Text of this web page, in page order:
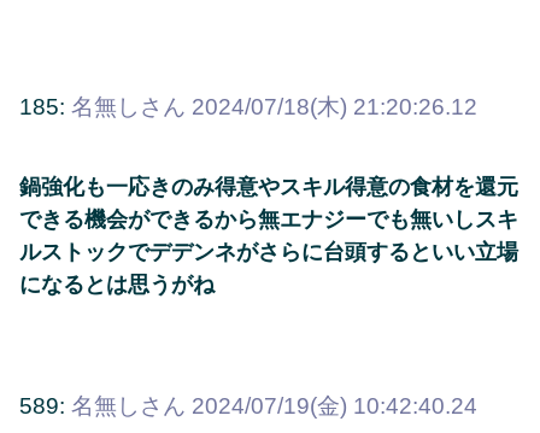
185: 名無しさん 2024/07/18(木) 21:20:26.12
鍋強化も一応きのみ得意やスキル得意の食材を還元
できる機会ができるから無エナジーでも無いしスキ
ルストックでデデンネがさらに台頭するといい立場
になるとは思うがね
589: 名無しさん 2024/07/19(金) 10:42:40.24